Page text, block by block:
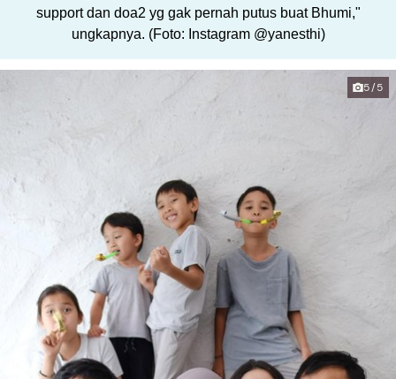
support dan doa2 yg gak pernah putus buat Bhumi,"
ungkapnya. (Foto: Instagram @yanesthi)
5/5